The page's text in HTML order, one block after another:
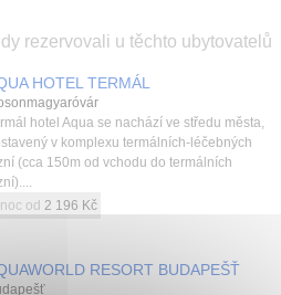
rezervovali u těchto ubytovatelů
HOTEL TERMÁL
hotel Aqua se nachází ve středu města,
v komplexu termálních-léčebných
(cca 150m od vchodu do termálních
od 2 196 Kč
RESORT BUDAPEŠŤ